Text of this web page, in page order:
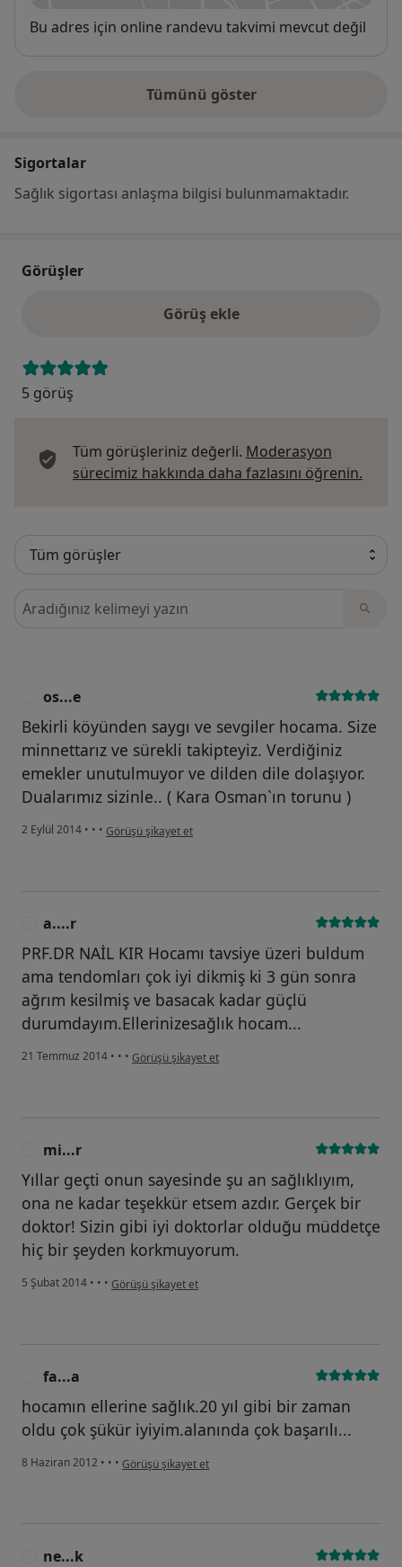
Uygunluk
Bu adres için online randevu takvimi mevcut değil
Tümünü göster
adres hakkında
Sigortalar
Sağlık sigortası anlaşma bilgisi bulunmamaktadır.
Görüşler
Görüş ekle
5 görüş
Tüm görüşleriniz değerli. Moderasyon
sürecimiz hakkında daha fazlasını öğrenin.
Görüşler içerisinde ara
os...e
Bekirli köyünden saygı ve sevgiler hocama. Size
minnettarız ve sürekli takipteyiz. Verdiğiniz
emekler unutulmuyor ve dilden dile dolaşıyor.
Dualarımız sizinle.. ( Kara Osman`ın torunu )
2 Eylül 2014 • • • kullanıcının görüşüne göre os...e
Görüşü şikayet et
a....r
PRF.DR NAİL KIR Hocamı tavsiye üzeri buldum
ama tendomları çok iyi dikmiş ki 3 gün sonra
ağrım kesilmiş ve basacak kadar güçlü
durumdayım.Ellerinizesağlık hocam...
21 Temmuz 2014 • • • kullanıcının görüşüne göre a....r
Görüşü şikayet et
mi...r
Yıllar geçti onun sayesinde şu an sağlıklıyım,
ona ne kadar teşekkür etsem azdır. Gerçek bir
doktor! Sizin gibi iyi doktorlar olduğu müddetçe
hiç bir şeyden korkmuyorum.
5 Şubat 2014 • • • kullanıcının görüşüne göre mi...r
Görüşü şikayet et
fa...a
hocamın ellerine sağlık.20 yıl gibi bir zaman
oldu çok şükür iyiyim.alanında çok başarılı...
8 Haziran 2012 • • • kullanıcının görüşüne göre fa...a
Görüşü şikayet et
ne...k